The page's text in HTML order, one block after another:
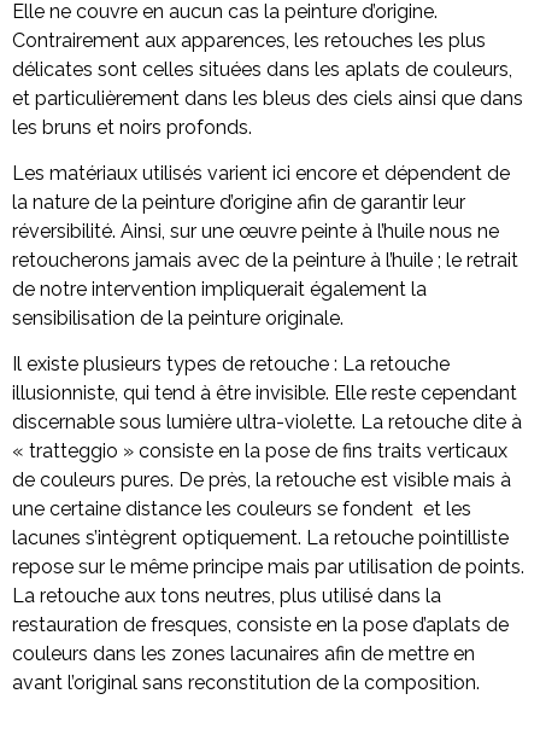
Elle ne couvre en aucun cas la peinture d’origine.
Contrairement aux apparences, les retouches les plus
délicates sont celles situées dans les aplats de couleurs,
et particulièrement dans les bleus des ciels ainsi que dans
les bruns et noirs profonds.
Les matériaux utilisés varient ici encore et dépendent de
la nature de la peinture d’origine afin de garantir leur
réversibilité. Ainsi, sur une œuvre peinte à l’huile nous ne
retoucherons jamais avec de la peinture à l’huile ; le retrait
de notre intervention impliquerait également la
sensibilisation de la peinture originale.
Il existe plusieurs types de retouche : La retouche
illusionniste, qui tend à être invisible. Elle reste cependant
discernable sous lumière ultra-violette. La retouche dite à
« tratteggio » consiste en la pose de fins traits verticaux
de couleurs pures. De près, la retouche est visible mais à
une certaine distance les couleurs se fondent et les
lacunes s’intègrent optiquement. La retouche pointilliste
repose sur le même principe mais par utilisation de points.
La retouche aux tons neutres, plus utilisé dans la
restauration de fresques, consiste en la pose d’aplats de
couleurs dans les zones lacunaires afin de mettre en
avant l’original sans reconstitution de la composition.